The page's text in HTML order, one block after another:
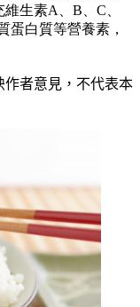
生素A、B、C、
蛋白質等營養素，
作者意見，不代表本